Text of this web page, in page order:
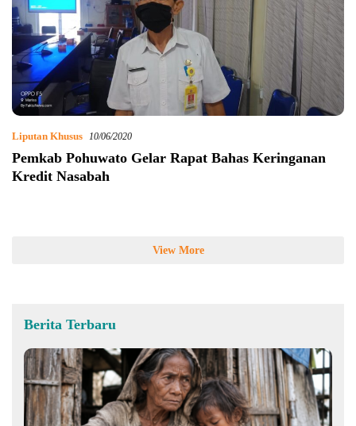
Liputan Khusus 10/06/2020
Pemkab Pohuwato Gelar Rapat Bahas Keringanan
Kredit Nasabah
View More
Berita Terbaru